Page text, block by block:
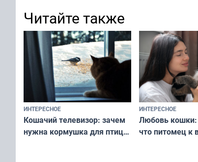
Читайте также
ИНТЕРЕСНОЕ
Кошачий телевизор: зачем
нужна кормушка для птиц
ИНТЕРЕСНОЕ
Любовь кошки:
что питомец к